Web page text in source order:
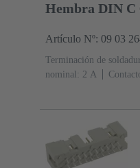
Hembra DIN C
Artículo Nº: 09 03
Terminación de
nominal: ‌2 A
Codificación con
placas de circuitos
fijación
Resina